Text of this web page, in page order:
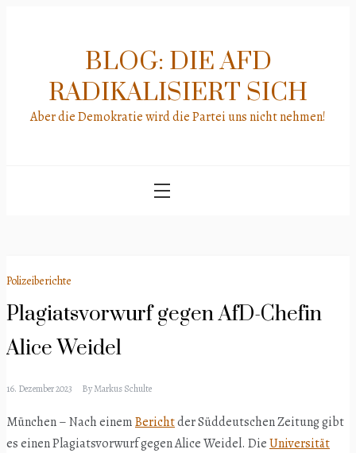
BLOG: DIE AFD
RADIKALISIERT SICH
Aber die Demokratie wird die Partei uns nicht nehmen!
Polizeiberichte
Plagiatsvorwurf gegen AfD-Chefin
Alice Weidel
16. Dezember 2023 ByMarkus Schulte
München – Nach einemBerichtder Süddeutschen Zeitung gibt
es einen Plagiatsvorwurf gegen Alice Weidel. DieUniversität